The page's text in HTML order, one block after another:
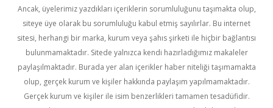
Ancak, üyelerimiz yazdıkları içeriklerin sorumluluğunu taşımakta olup,
siteye üye olarak bu sorumluluğu kabul etmiş sayılırlar. Bu internet
sitesi, herhangi bir marka, kurum veya şahıs şirketi ile hiçbir bağlantısı
bulunmamaktadır. Sitede yalnızca kendi hazırladığımız makaleler
paylaşılmaktadır. Burada yer alan içerikler haber niteliği taşımamakta
olup, gerçek kurum ve kişiler hakkında paylaşım yapılmamaktadır.
Gerçek kurum ve kişiler ile isim benzerlikleri tamamen tesadüfidir.